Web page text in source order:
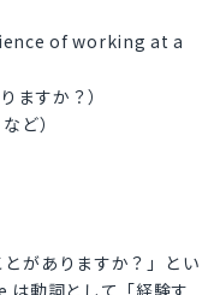
of working at a
ますか？）
ど）
がありますか？」とい